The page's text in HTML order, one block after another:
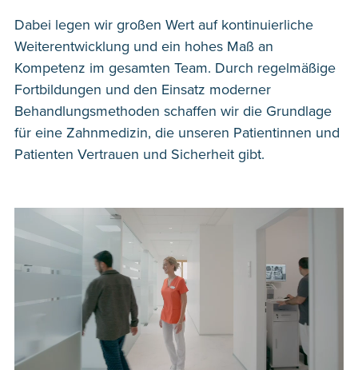
Dabei legen wir großen Wert auf kontinuierliche
Weiterentwicklung und ein hohes Maß an
Kompetenz im gesamten Team. Durch regelmäßige
Fortbildungen und den Einsatz moderner
Behandlungsmethoden schaffen wir die Grundlage
für eine Zahnmedizin, die unseren Patientinnen und
Patienten Vertrauen und Sicherheit gibt.